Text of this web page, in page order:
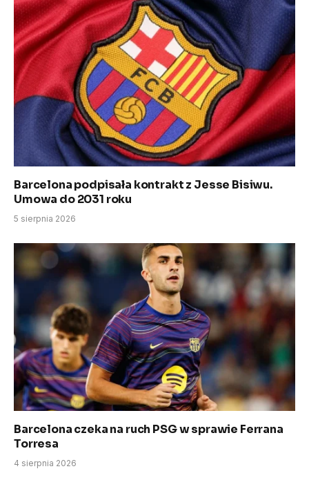
Barcelona podpisała kontrakt z Jesse Bisiwu.
Umowa do 2031 roku
5 sierpnia 2026
Barcelona czeka na ruch PSG w sprawie Ferrana
Torresa
4 sierpnia 2026